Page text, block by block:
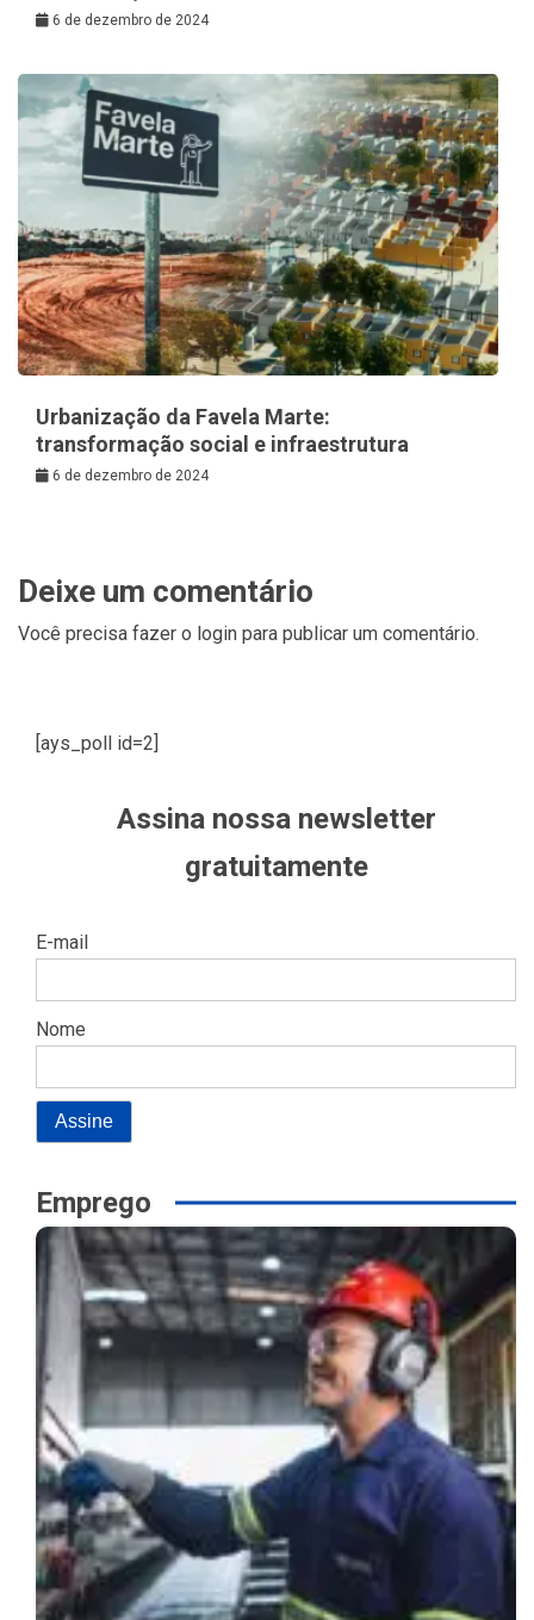
6 de dezembro de 2024
Urbanização da Favela Marte:
transformação social e infraestrutura
6 de dezembro de 2024
Deixe um comentário
Você precisa fazer o login para publicar um comentário.
[ays_poll id=2]
Assina nossa newsletter
gratuitamente
E-mail
Nome
Emprego